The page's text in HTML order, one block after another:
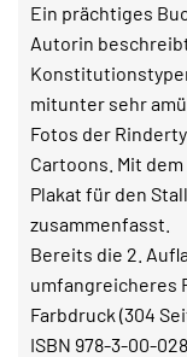
Ein prächtiges
Autorin
mitunter sehr
Fotos der
Cartoons. Mit
Plakat für den
zusammenfasst.
Bereits die 2.
umfangreicheres
Farbdruck (304
ISBN 978-3-00-